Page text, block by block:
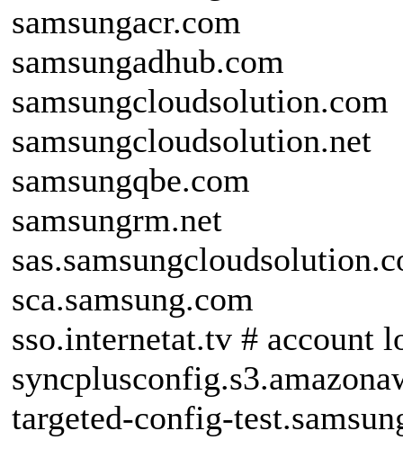
samsungacr.com
samsungadhub.com
samsungcloudsolution.com
samsungcloudsolution.net
samsungqbe.com
samsungrm.net
sca.samsung.com
sso.internetat.tv # account
targeted-config-